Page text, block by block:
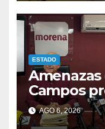
ESTADO
Campos
entre las
de
AGO 6, 2026